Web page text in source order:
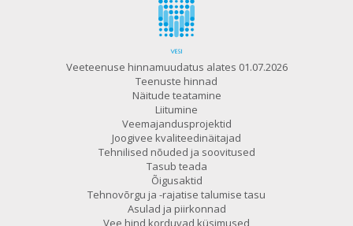
Veeteenuse hinnamuudatus alates 01.07.2026
Teenuste hinnad
Näitude teatamine
Liitumine
Veemajandusprojektid
Joogivee kvaliteedinäitajad
Tehnilised nõuded ja soovitused
Tasub teada
Õigusaktid
Tehnovõrgu ja -rajatise talumise tasu
Asulad ja piirkonnad